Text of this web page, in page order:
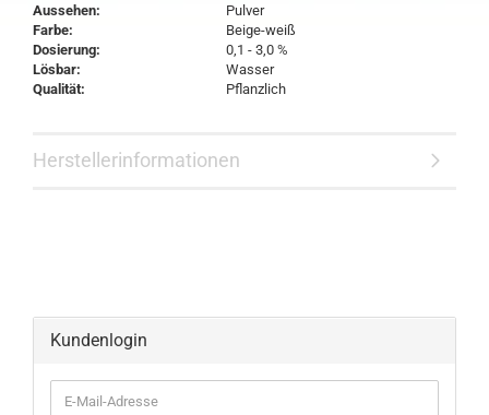
Aussehen:
Pulver
Farbe:
Beige-weiß
Dosierung:
0,1 - 3,0 %
Lösbar:
Wasser
Qualität:
Pflanzlich
Herstellerinformationen
Kundenlogin